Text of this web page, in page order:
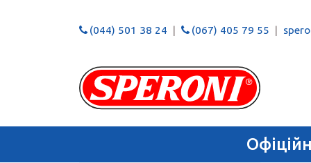
(044) 501 38 24 (067) 405 79 55